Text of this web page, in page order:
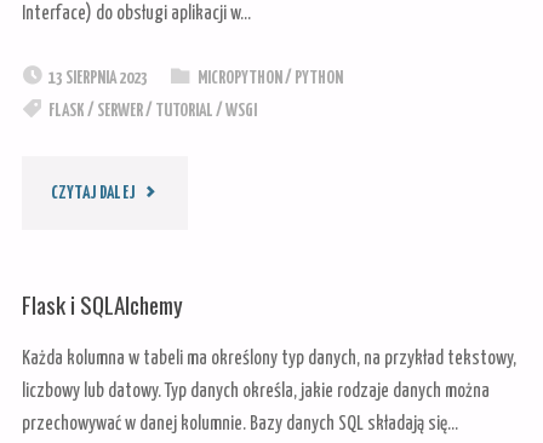
PICO"
Interface) do obsługi aplikacji w…
13 SIERPNIA 2023 MICROPYTHON / PYTHON
FLASK / SERWER/ TUTORIAL /WSGI
CZYTAJ DALEJ"SERWER
GUNICORN
FLASK-
Flask i SQLAlchemy
Każda kolumna w tabeli ma określony typ danych, na przykład tekstowy,
liczbowy lub datowy. Typ danych określa, jakie rodzaje danych można
przechowywać w danej kolumnie. Bazy danych SQL składają się…